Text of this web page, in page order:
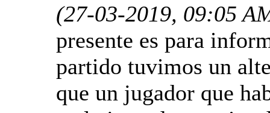
(27-03-2019, 09:05
presente es para
partido tuvimos un
que un jugador que